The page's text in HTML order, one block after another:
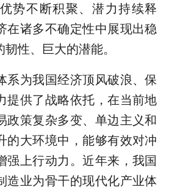
势不断积聚、潜力持续释
在诸多不确定性中展现出稳
性、巨大的潜能。
为我国经济顶风破浪、保
提供了战略依托，在当前地
政策复杂多变、单边主义和
的大环境中，能够有效对冲
强上行动力。近年来，我国
造业为骨干的现代化产业体